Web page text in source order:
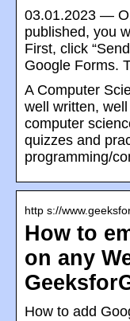
03.01.2023 —
published, you
First, click
Google Forms.
A Computer
well written,
computer
quizzes and
programming/
http s://
How to
on any
How to add